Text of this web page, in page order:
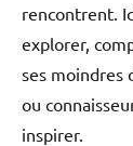
rencontrent.
explorer,
ses moindres
ou
inspirer.